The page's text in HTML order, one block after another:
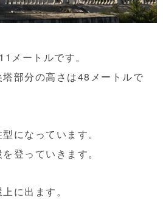
メートルです。
部分の高さは48メートルで
になっています。
登っていきます。
に出ます。